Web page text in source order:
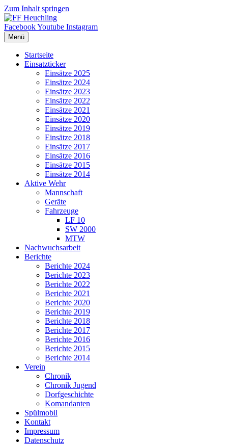
Zum Inhalt springen
FacebookYoutube Instagram
Menü
Startseite
Einsatzticker
Einsätze 2025
Einsätze 2024
Einsätze 2023
Einsätze 2022
Einsätze 2021
Einsätze 2020
Einsätze 2019
Einsätze 2018
Einsätze 2017
Einsätze 2016
Einsätze 2015
Einsätze 2014
Aktive Wehr
Mannschaft
Geräte
Fahrzeuge
LF 10
SW 2000
MTW
Nachwuchsarbeit
Berichte
Berichte 2024
Berichte 2023
Berichte 2022
Berichte 2021
Berichte 2020
Berichte 2019
Berichte 2018
Berichte 2017
Berichte 2016
Berichte 2015
Berichte 2014
Verein
Chronik
Chronik Jugend
Dorfgeschichte
Komandanten
Spülmobil
Kontakt
Impressum
Datenschutz